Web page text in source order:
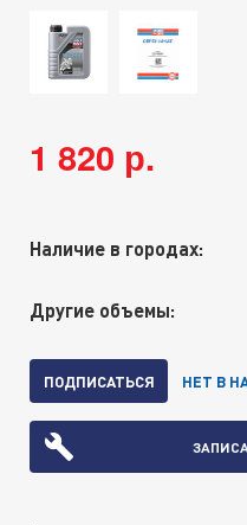
1 820 р.
Наличие в городах:
Другие объемы:
ПОДПИСАТЬСЯ НЕТ В